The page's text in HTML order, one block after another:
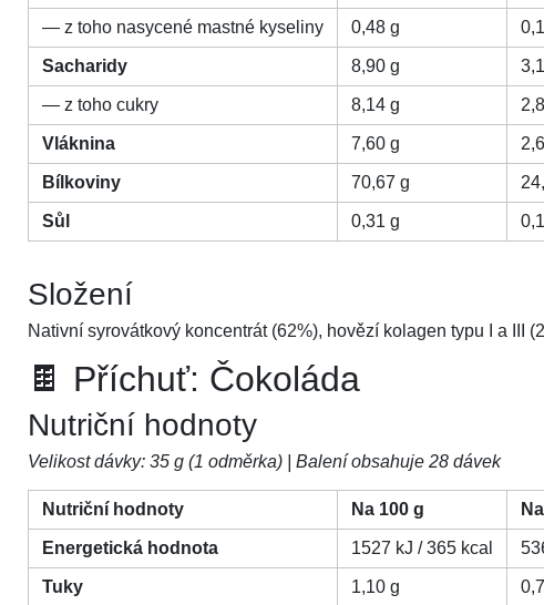
— z toho nasycené mastné kyseliny 0,48 g
Sacharidy 8,90 g
— z toho cukry 8,14 g
Vláknina 7,60 g
Bílkoviny 70,67 g
Sůl 0,31 g
Složení
Nativní syrovátkový koncentrát (62%), hovězí kolagen typu I a III
🍫 Příchuť: Čokoláda
Nutriční hodnoty
Velikost dávky: 35 g (1 odměrka) | Balení obsahuje 28 dávek
Nutriční hodnoty Na 100 g
Energetická hodnota 1527 kJ / 365 kcal
Tuky 1,10 g